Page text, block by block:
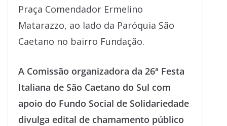
Praça Comendador Ermelino
Matarazzo, ao lado da Paróquia São
Caetano no bairro Fundação.
A Comissão organizadora da 26ª Festa
Italiana de São Caetano do Sul com
apoio do Fundo Social de Solidariedade
divulga edital de chamamento público